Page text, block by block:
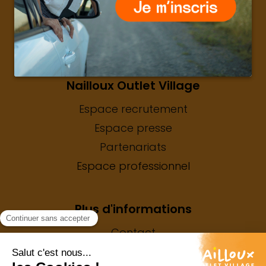
Nailloux Outlet Village
Espace recrutement
Espace presse
Partenariats
Espace professionnel
Plus d'informations
Contact
Mentions légales
Popin du centre